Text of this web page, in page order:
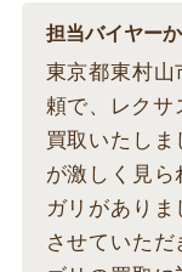
担当バイヤー
東京都東村山
頼で、レクサ
買取いたし
が激しく見
ガリがあり
させていた